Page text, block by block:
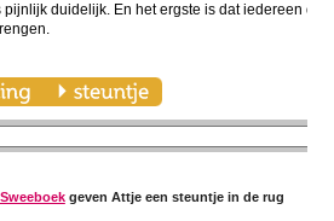
duidelijk. En het ergste is dat iedereen die
geven Attje een steuntje in de rug